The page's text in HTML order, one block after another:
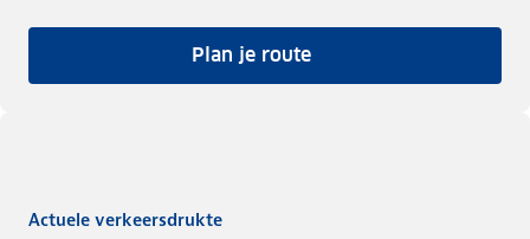
Plan je route
Actuele verkeersdrukte